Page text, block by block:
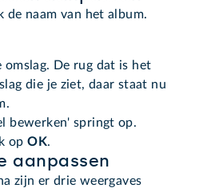
naam van het album.
omslag. De rug dat is het
die je ziet, daar staat nu
bewerken' springt op.
opOK.
aanpassen
zijn er drie weergaves